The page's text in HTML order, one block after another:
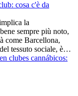
cosa c'è da
la
sempre più noto,
come Barcellona,
tessuto sociale, è…
clubes cannábicos: